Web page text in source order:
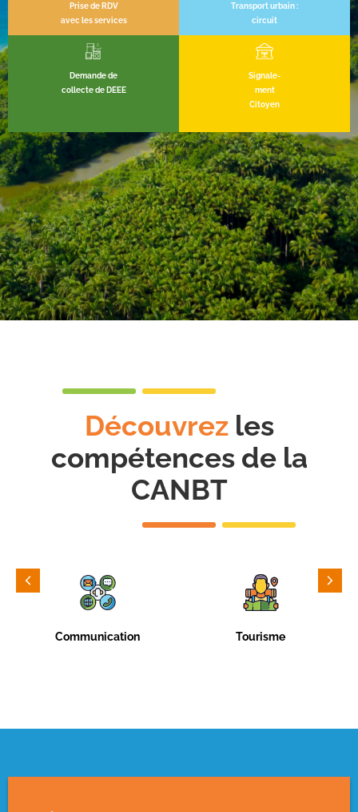
Prise de RDV
avec les services
Transport urbain :
circuit
Demande de
collecte de DEEE
Signale-
ment
Citoyen
Découvrezles
compétences de la
CANBT
Communication Tourisme